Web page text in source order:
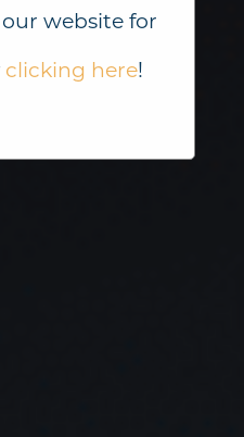
website for
clicking here!